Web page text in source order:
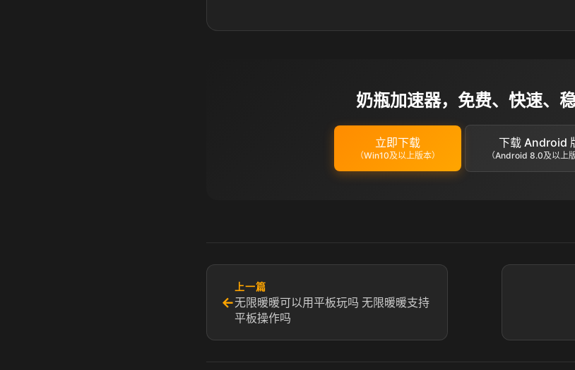
奶瓶加速器，免费、快速、
立即下载
（Win10及以上版本）
下载 Android
（Android 8.0及以上版
←
上一篇
无限暖暖可以用平板玩吗 无限暖暖支持
平板操作吗